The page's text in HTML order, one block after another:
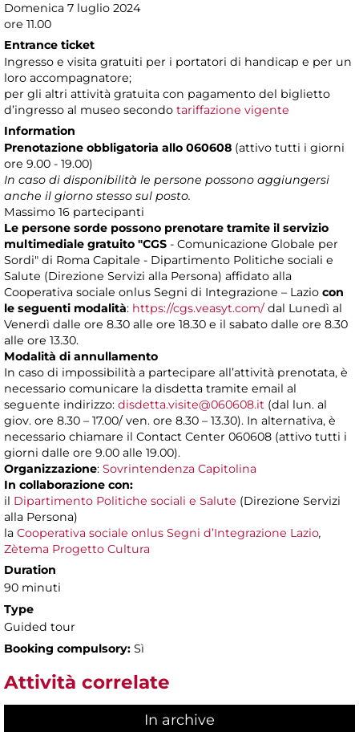
Domenica 7 luglio 2024
ore 11.00
Entrance ticket
Ingresso e visita gratuiti per i portatori di handicap e per un
loro accompagnatore;
per gli altri attività gratuita con pagamento del biglietto
d’ingresso al museo secondo tariffazione vigente
Information
Prenotazione obbligatoria allo 060608 (attivo tutti i giorni
ore 9.00 - 19.00)
In caso di disponibilità le persone possono aggiungersi
anche il giorno stesso sul posto.
Massimo 16 partecipanti
Le persone sorde possono prenotare tramite il servizio
multimediale gratuito "CGS - Comunicazione Globale per
Sordi" di Roma Capitale - Dipartimento Politiche sociali e
Salute (Direzione Servizi alla Persona) affidato alla
Cooperativa sociale onlus Segni di Integrazione – Lazio con
le seguenti modalità: https://cgs.veasyt.com/dal Lunedì al
Venerdì dalle ore 8.30 alle ore 18.30 e il sabato dalle ore 8.30
alle ore 13.30.
Modalità di annullamento
In caso di impossibilità a partecipare all’attività prenotata, è
necessario comunicare la disdetta tramite email al
seguente indirizzo: disdetta.visite@060608.it (dal lun. al
giov. ore 8.30 – 17.00/ ven. ore 8.30 – 13.30). In alternativa, è
necessario chiamare il Contact Center 060608 (attivo tutti i
giorni dalle ore 9.00 alle 19.00).
Organizzazione: Sovrintendenza Capitolina
In collaborazione con:
il Dipartimento Politiche sociali e Salute (Direzione Servizi
alla Persona)
la Cooperativa sociale onlus Segni d’Integrazione Lazio,
Zètema Progetto Cultura
Duration
90 minuti
Type
Guided tour
Booking compulsory: Sì
Attività correlate
In archive